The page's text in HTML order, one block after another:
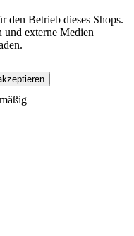
den Betrieb dieses Shops.
externe Medien